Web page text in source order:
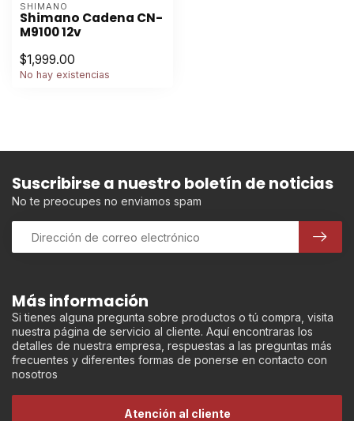
SHIMANO
Shimano Cadena CN-
M9100 12v
$1,999.00
No hay existencias
Más información
Si tienes alguna pregunta sobre productos o tú compra, visita
nuestra página de servicio al cliente. Aquí encontraras los
detalles de nuestra empresa, respuestas a las preguntas más
frecuentes y diferentes formas de ponerse en contacto con
nosotros
Atención al cliente
Suscribirse a nuestro boletín de noticias
No te preocupes no enviamos spam